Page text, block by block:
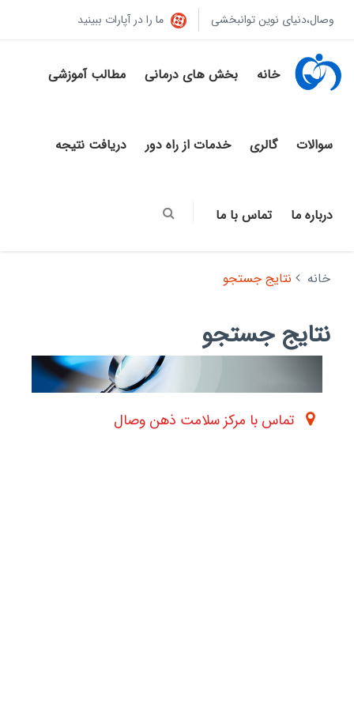
وصال،دنیای نوین توانبخشی ما را در آپارات ببینید
خانه بخش های درمانی مطالب آموزشی
سوالات گالری خدمات از راه دور دریافت نتیجه
درباره ما تماس با ما
خانه نتایج جستجو
نتایج جستجو
تماس با مرکز سلامت ذهن وصال